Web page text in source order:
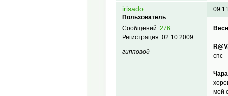
irisado
Пользователь
Сообщений:276
Регистрация:02.10.2009
гипповод
спс
мой